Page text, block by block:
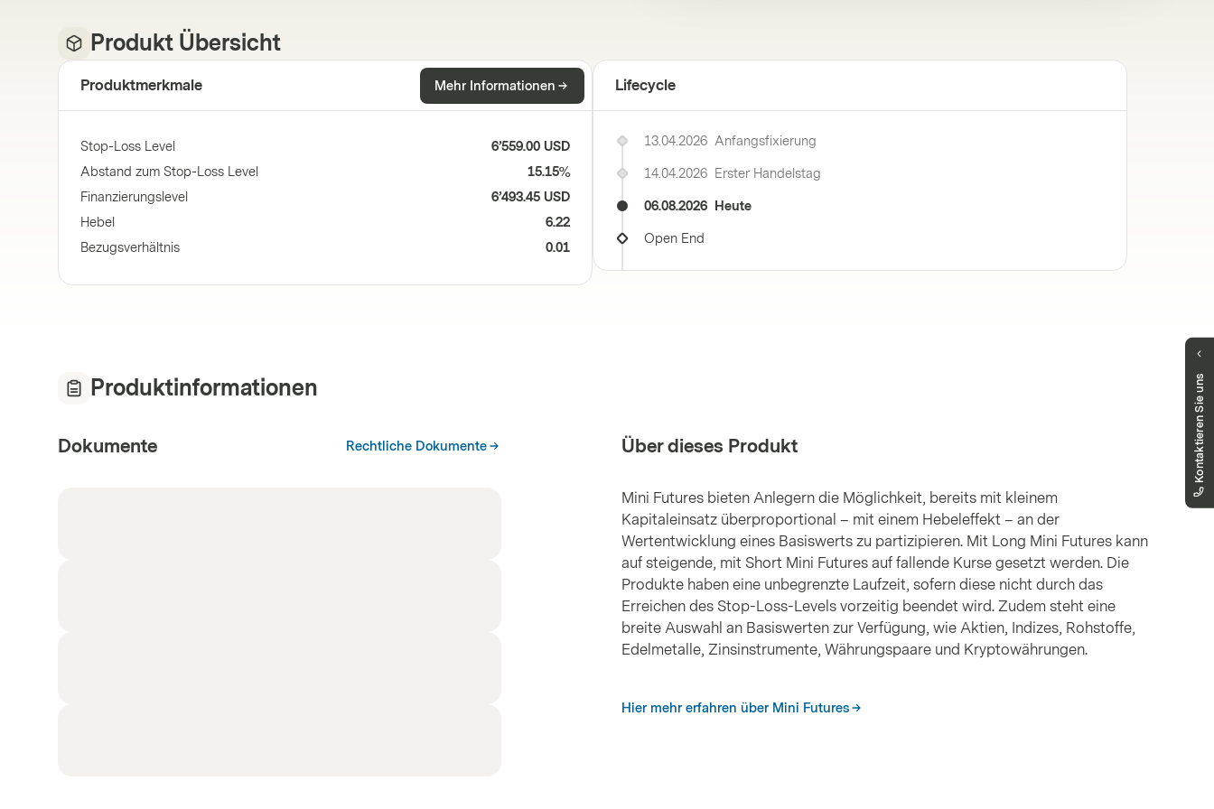
Produkt Übersicht
Produktmerkmale Mehr Informationen
Stop-Loss Level
6’559.00 USD
Abstand zum Stop-Loss Level
15.15%
Finanzierungslevel
6’493.45 USD
Hebel
6.22
Bezugsverhältnis
0.01
Lifecycle
13.04.2026 Anfangsfixierung
14.04.2026 Erster Handelstag
06.08.2026 Heute
Open End
Produktinformationen
Dokumente Rechtliche Dokumente Über dieses Produkt
Mini Futures bieten Anlegern die Möglichkeit, bereits mit kleinem
Kapitaleinsatz überproportional – mit einem Hebeleffekt – an der
Wertentwicklung eines Basiswerts zu partizipieren. Mit Long Mini Futures kann
auf steigende, mit Short Mini Futures auf fallende Kurse gesetzt werden. Die
Produkte haben eine unbegrenzte Laufzeit, sofern diese nicht durch das
Erreichen des Stop-Loss-Levels vorzeitig beendet wird. Zudem steht eine
breite Auswahl an Basiswerten zur Verfügung, wie Aktien, Indizes, Rohstoffe,
Edelmetalle, Zinsinstrumente, Währungspaare und Kryptowährungen.
Hier mehr erfahren über Mini Futures
Kontaktieren Sie uns